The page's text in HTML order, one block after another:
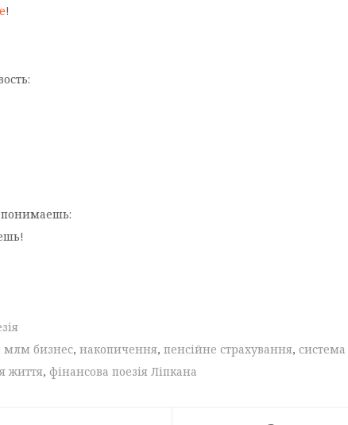
!
млм бизнес, накопичення, пенсійне страхування, система
життя, фінансова поезія Ліпкана